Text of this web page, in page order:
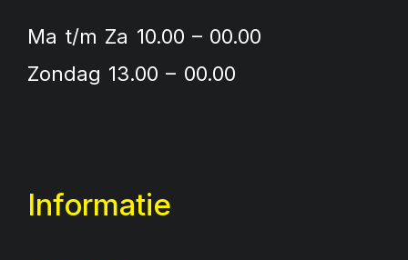
Ma t/m Za 10.00 – 00.00
Zondag 13.00 – 00.00
Informatie